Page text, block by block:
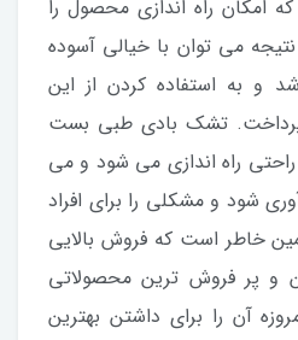
امکان راه اندازی محصول را
می توان با خیالی آسوده
و به استفاده کردن از این
تشک بادی طبی بست
راه اندازی می شود و می
شود و مشکلی را برای افراد
خاطر است که فروش بالایی
و پر فروش ترین محصولاتی
آن را برای داشتن بهترین